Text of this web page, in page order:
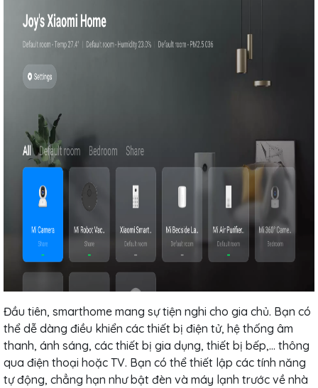
Đầu tiên, smarthome mang sự tiện nghi cho gia chủ. Bạn có
thể dễ dàng điều khiển các thiết bị điện tử, hệ thống âm
thanh, ánh sáng, các thiết bị gia dụng, thiết bị bếp,... thông
qua điện thoại hoặc TV. Bạn có thể thiết lập các tính năng
tự động, chẳng hạn như bật đèn và máy lạnh trước về nhà